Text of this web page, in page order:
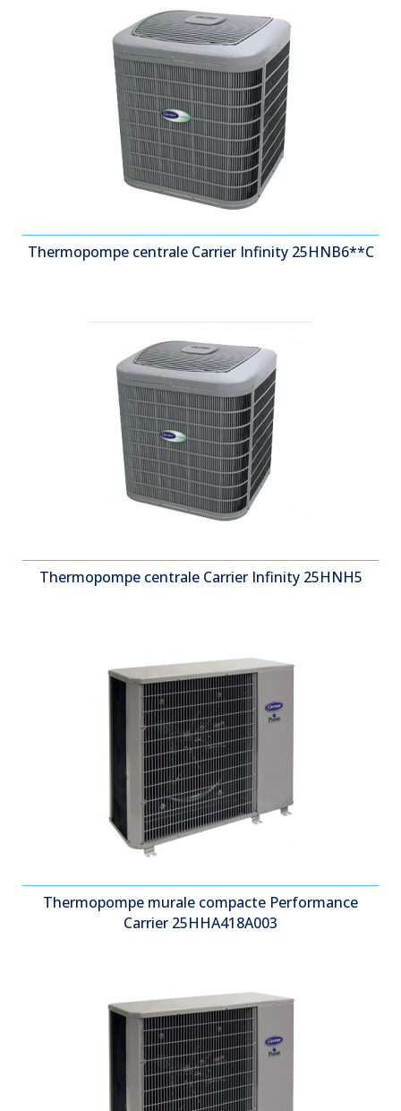
Thermopompe centrale Carrier Infinity 25HNB6**C
Thermopompe centrale Carrier Infinity 25HNH5
Thermopompe murale compacte Performance
Carrier 25HHA418A003